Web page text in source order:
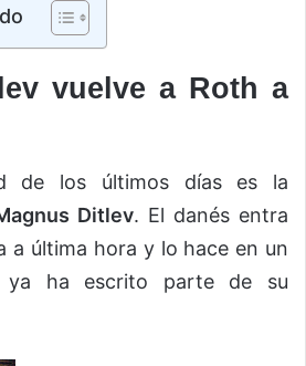
vuelve a Roth a
de los últimos días es la
Ditlev. El danés entra
a última hora y lo hace en un
ya ha escrito parte de su